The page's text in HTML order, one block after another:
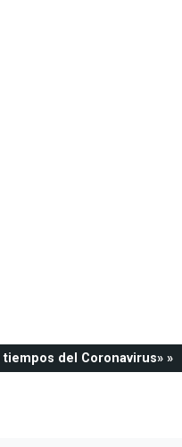
del Coronavirus»